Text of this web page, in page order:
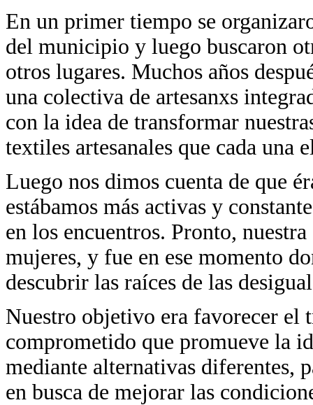
En un primer tiempo se
del municipio y luego buscaron
otros lugares. Muchos años
una colectiva de artesanxs
con la idea de transformar
textiles artesanales que cada una
Luego nos dimos cuenta de que
estábamos más activas y
en los encuentros. Pronto,
mujeres, y fue en ese momento
descubrir las raíces de las
Nuestro objetivo era favorecer el
comprometido que promueve la
mediante alternativas diferentes,
en busca de mejorar las